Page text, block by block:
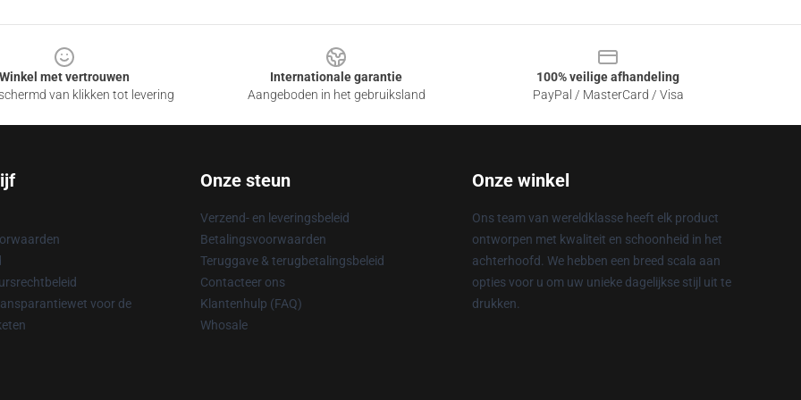
Winkel met vertrouwen
van klikken tot levering
Internationale garantie
Aangeboden in het gebruiksland
100% veilige afhandeling
PayPal / MasterCard / Visa
voor de
Onze steun
Verzend- en leveringsbeleid
Betalingsvoorwaarden
Teruggave & terugbetalingsbeleid
Contacteer ons
Klantenhulp (FAQ)
Whosale
Onze winkel
Ons team van wereldklasse heeft elk product
ontworpen met kwaliteit en schoonheid in het
achterhoofd. We hebben een breed scala aan
opties voor u om uw unieke dagelijkse stijl uit te
drukken.